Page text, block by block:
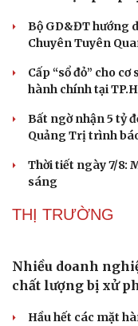
Hoàn thiện pháp
Chuyên Tuyên
hành chính tại
Bất ngờ nhận 5 tỷ